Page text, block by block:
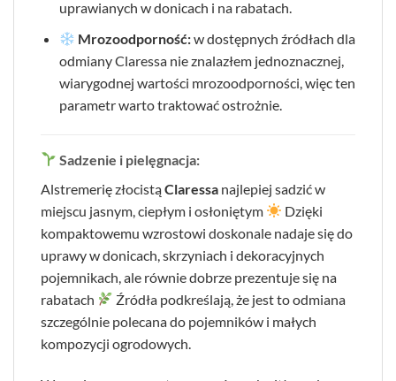
uprawianych w donicach i na rabatach.
Mrozoodporność:w dostępnych źródłach dla
odmiany Claressa nie znalazłem jednoznacznej,
wiarygodnej wartości mrozoodporności, więc ten
parametr warto traktować ostrożnie.
Sadzenie i pielęgnacja:
Alstremerię złocistąClaressa najlepiej sadzić w
miejscu jasnym, ciepłym i osłoniętym
Dzięki
kompaktowemu wzrostowi doskonale nadaje się do
uprawy w donicach, skrzyniach i dekoracyjnych
pojemnikach, ale równie dobrze prezentuje się na
rabatach
Źródła podkreślają, że jest to odmiana
szczególnie polecana do pojemników i małych
kompozycji ogrodowych.